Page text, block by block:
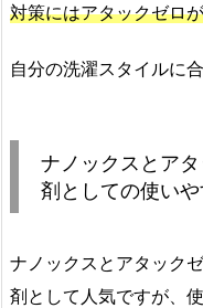
対策にはアタックゼロ
自分の洗濯スタイルに
ナノックスとア
剤としての使いや
ナノックスとアタック
剤として人気ですが、